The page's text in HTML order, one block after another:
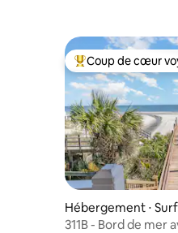
Coups de cœur
Coup de cœur
Hébergement ⋅
ch
311B - Bord de mer